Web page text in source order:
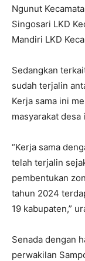
Ngunut
Singosari LKD
Mandiri LKD
Sedangkan
sudah terjalin
Kerja sama ini
masyarakat desa
“Kerja sama
telah terjalin
pembentukan
tahun 2024
19 kabupaten,”
Senada dengan
perwakilan